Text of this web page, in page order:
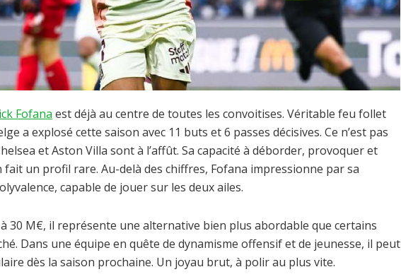
Fofana est déjà au centre de toutes les convoitises. Véritable feu follet
a explosé cette saison avec 11 buts et 6 passes décisives. Ce n’est pas
et Aston Villa sont à l’affût. Sa capacité à déborder, provoquer et
un profil rare. Au-delà des chiffres, Fofana impressionne par sa
capable de jouer sur les deux ailes.
30 M€, il représente une alternative bien plus abordable que certains
Dans une équipe en quête de dynamisme offensif et de jeunesse, il peut
dès la saison prochaine. Un joyau brut, à polir au plus vite.